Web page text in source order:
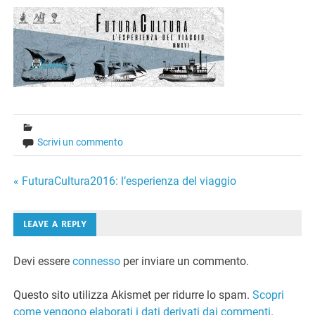
Scrivi un commento
Navigazione
articoli
« FuturaCultura2016: l’esperienza del viaggio
LEAVE A REPLY
Devi essereconnesso per inviare un commento.
Questo sito utilizza Akismet per ridurre lo spam.Scopri
come vengono elaborati i dati derivati dai commenti.